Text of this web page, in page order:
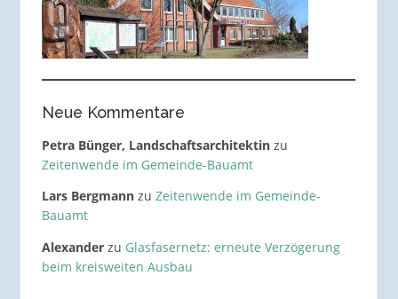
Neue Kommentare
Petra Bünger, Landschaftsarchitektinzu
Zeitenwende im Gemeinde-Bauamt
Lars Bergmannzu Zeitenwende im Gemeinde-
Bauamt
Alexanderzu Glasfasernetz: erneute Verzögerung
beim kreisweiten Ausbau